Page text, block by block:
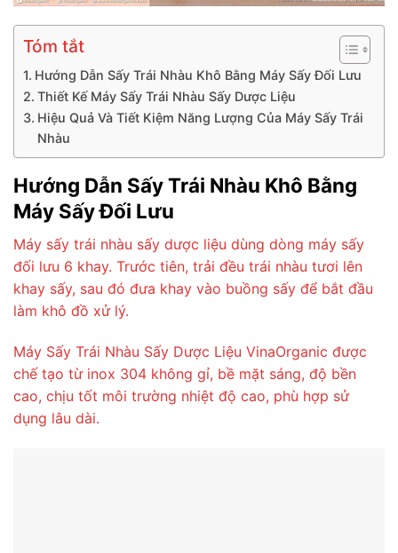
Tóm tắt
Hướng Dẫn Sấy Trái Nhàu Khô Bằng Máy Sấy Đối Lưu
Thiết Kế Máy Sấy Trái Nhàu Sấy Dược Liệu
Hiệu Quả Và Tiết Kiệm Năng Lượng Của Máy Sấy Trái
Nhàu
Hướng Dẫn Sấy Trái Nhàu Khô Bằng
Máy Sấy Đối Lưu
Máy sấy trái nhàu sấy dược liệu dùng dòng máy sấy
đối lưu 6 khay. Trước tiên, trải đều trái nhàu tươi lên
khay sấy, sau đó đưa khay vào buồng sấy để bắt đầu
làm khô đồ xử lý.
Máy Sấy Trái Nhàu Sấy Dược Liệu VinaOrganic được
chế tạo từ inox 304 không gỉ, bề mặt sáng, độ bền
cao, chịu tốt môi trường nhiệt độ cao, phù hợp sử
dụng lâu dài.